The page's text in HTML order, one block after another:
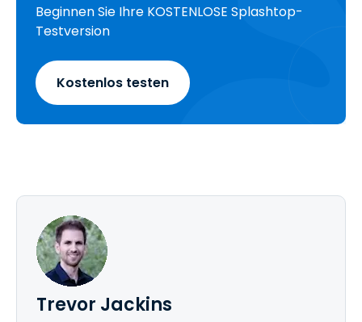
Beginnen Sie Ihre KOSTENLOSE Splashtop-
Testversion
Kostenlos testen
Trevor Jackins